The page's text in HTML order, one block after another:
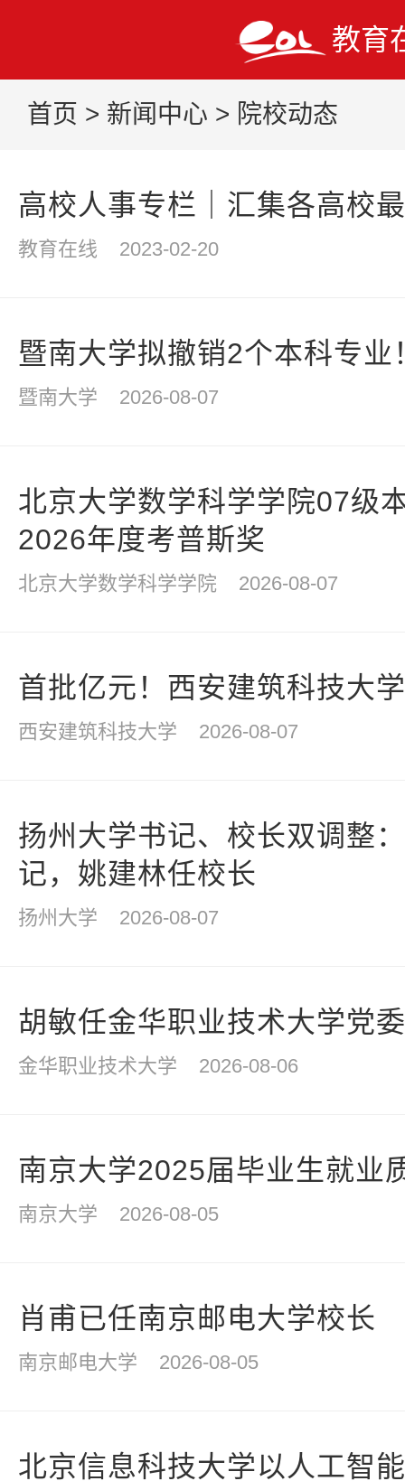
教育
首页 > 新闻中心 > 院校动态
高校人事专栏｜汇集各高校
教育在线 2023-02-20
暨南大学拟撤销2个本科专业
暨南大学 2026-08-07
北京大学数学科学学院07级
2026年度考普斯奖
北京大学数学科学学院 2026-08-07
首批亿元！西安建筑科技大
西安建筑科技大学 2026-08-07
扬州大学书记、校长双调整
记，姚建林任校长
扬州大学 2026-08-07
胡敏任金华职业技术大学党
金华职业技术大学 2026-08-06
南京大学2025届毕业生就业
南京大学 2026-08-05
肖甫已任南京邮电大学校长
南京邮电大学 2026-08-05
北京信息科技大学以人工智